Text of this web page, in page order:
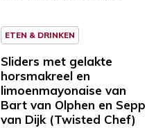
ETEN & DRINKEN
Sliders met gelakte
horsmakreel en
limoenmayonaise van
Bart van Olphen en Sepp
van Dijk (Twisted Chef)